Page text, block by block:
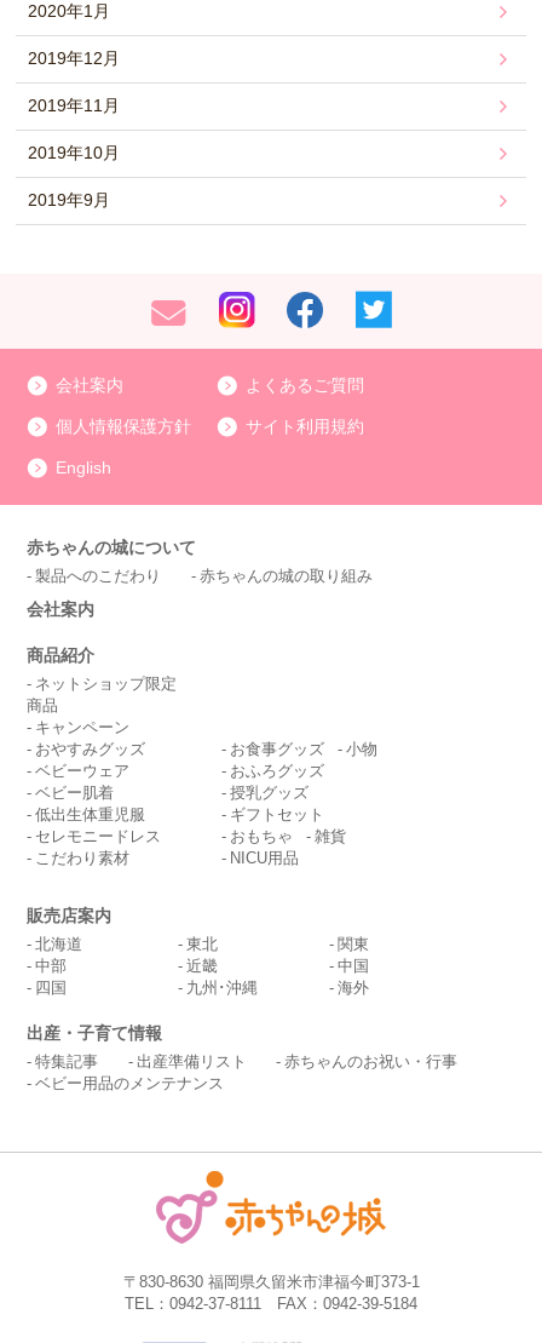
2020年1月
2019年12月
2019年11月
2019年10月
2019年9月
会社案内 よくあるご質問
個人情報保護方針 サイト利用規約
English
赤ちゃんの城について
製品へのこだわり 赤ちゃんの城の取り組み
会社案内
商品紹介
ネットショップ限定
商品
キャンペーン
おやすみグッズ
ベビーウェア
ベビー肌着
低出生体重児服
セレモニードレス
こだわり素材
お食事グッズ
小物
おふろグッズ
授乳グッズ
ギフトセット
おもちゃ
雑貨
NICU用品
販売店案内
北海道 東北
関東
中部
近畿
中国
四国
九州･沖縄 海外
出産・子育て情報
特集記事 出産準備リスト
赤ちゃんのお祝い・行事
ベビー用品のメンテナンス
〒830-8630 福岡県久留米市津福今町373-1
TEL：0942-37-8111 FAX：0942-39-5184